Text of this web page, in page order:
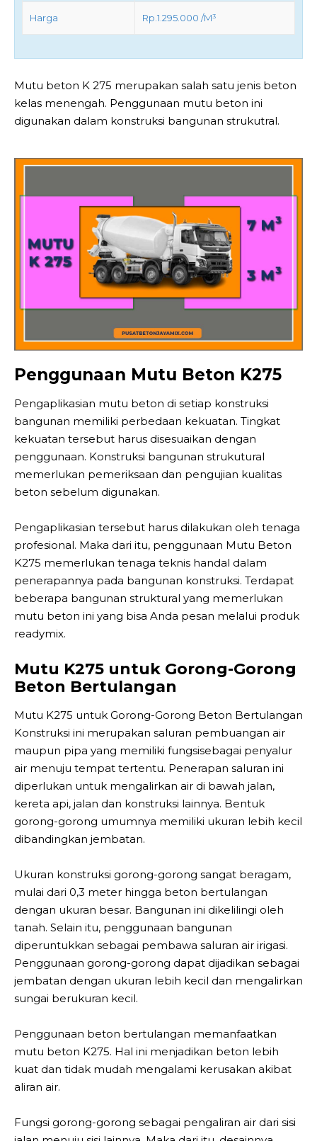
Harga Rp.1.295.000 /M³
Mutu beton K 275 merupakan salah satu jenis beton
kelas menengah. Penggunaan mutu beton ini
digunakan dalam konstruksi bangunan strukutral.
Penggunaan Mutu Beton K275
Pengaplikasian mutu beton di setiap konstruksi
bangunan memiliki perbedaan kekuatan. Tingkat
kekuatan tersebut harus disesuaikan dengan
penggunaan. Konstruksi bangunan strukutural
memerlukan pemeriksaan dan pengujian kualitas
beton sebelum digunakan.
Pengaplikasian tersebut harus dilakukan oleh tenaga
profesional. Maka dari itu, penggunaan Mutu Beton
K275 memerlukan tenaga teknis handal dalam
penerapannya pada bangunan konstruksi. Terdapat
beberapa bangunan struktural yang memerlukan
mutu beton ini yang bisa Anda pesan melalui produk
readymix.
Mutu K275 untuk Gorong-Gorong
Beton Bertulangan
Mutu K275 untuk Gorong-Gorong Beton Bertulangan
Konstruksi ini merupakan saluran pembuangan air
maupun pipa yang memiliki fungsisebagai penyalur
air menuju tempat tertentu. Penerapan saluran ini
diperlukan untuk mengalirkan air di bawah jalan,
kereta api, jalan dan konstruksi lainnya. Bentuk
gorong-gorong umumnya memiliki ukuran lebih kecil
dibandingkan jembatan.
Ukuran konstruksi gorong-gorong sangat beragam,
mulai dari 0,3 meter hingga beton bertulangan
dengan ukuran besar. Bangunan ini dikelilingi oleh
tanah. Selain itu, penggunaan bangunan
diperuntukkan sebagai pembawa saluran air irigasi.
Penggunaan gorong-gorong dapat dijadikan sebagai
jembatan dengan ukuran lebih kecil dan mengalirkan
sungai berukuran kecil.
Penggunaan beton bertulangan memanfaatkan
mutu beton K275. Hal ini menjadikan beton lebih
kuat dan tidak mudah mengalami kerusakan akibat
aliran air.
Fungsi gorong-gorong sebagai pengaliran air dari sisi